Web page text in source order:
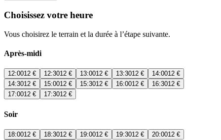
Choisissez votre heure
Vous choisirez le terrain et la durée à l’étape suivante.
Après-midi
12:0012 € 12:3012 € 13:0012 € 13:3012 € 14:0012 €
14:3012 € 15:0012 € 15:3012 € 16:0012 € 16:3012 €
17:0012 € 17:3012 €
Soir
18:0012 € 18:3012 € 19:0012 € 19:3012 € 20:0012 €